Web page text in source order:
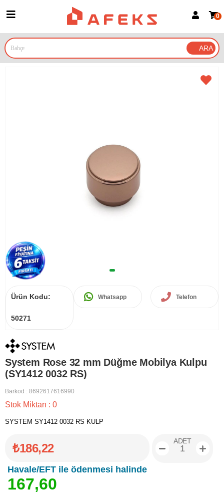
Google İle Bağlan
0
Ürün Kodu:
50271
Whatsapp Telefon
System Rose 32 mm Düğme Mobilya Kulpu
(SY1412 0032 RS)
Barkod : 8692617616990
Stok Miktarı : 0
SYSTEM SY1412 0032 RS KULP
₺186,22
Havale/EFT ile ödenmesi halinde
167,60
ADET